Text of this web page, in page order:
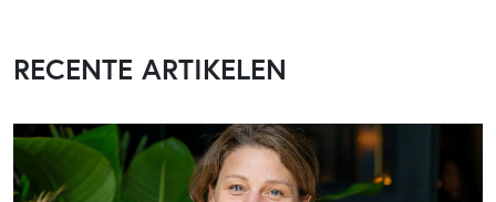
RECENTE ARTIKELEN